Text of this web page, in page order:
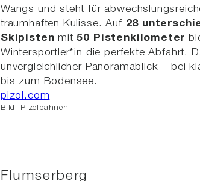
Wangs und steht für
traumhaften Kulisse. Auf 28
Skipisten mit50 Pistenkilometer
Wintersportler*in die perfekte Abfahrt.
unvergleichlicher Panoramablick – bei
bis zum Bodensee.
pizol.com
Bild: Pizolbahnen
Flumserberg